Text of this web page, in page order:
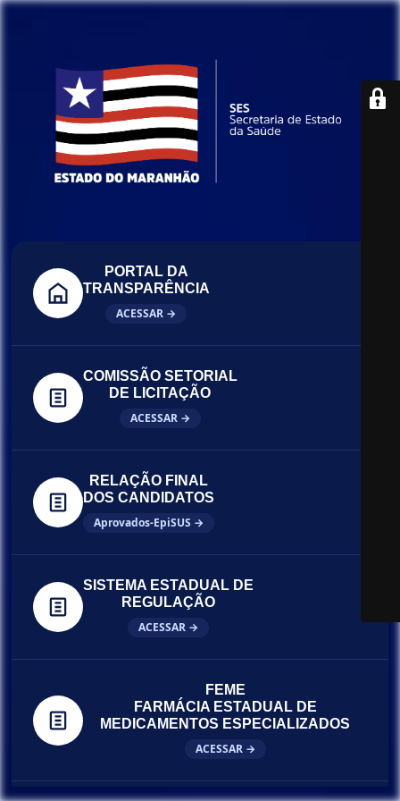
PORTAL DA
TRANSPARÊNCIA
ACESSAR →
COMISSÃO SETORIAL
DE LICITAÇÃO
ACESSAR →
RELAÇÃO FINAL
DOS CANDIDATOS
Aprovados-EpiSUS →
SISTEMA ESTADUAL DE
REGULAÇÃO
ACESSAR →
FEME
FARMÁCIA ESTADUAL DE
MEDICAMENTOS ESPECIALIZADOS
ACESSAR →